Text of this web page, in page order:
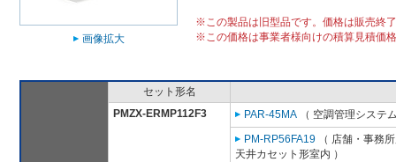
画像拡大
※この製品は旧型品です。価格は販売終
※この価格は事業者様向けの積算見積価
セット形名
PMZX-ERMP112F3
PAR-45MA （ 空調管理システ
PM-RP56FA19 （ 店舗・事務
天井カセット形室内 ）